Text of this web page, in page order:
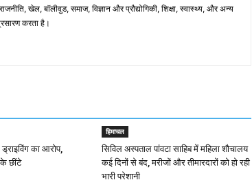
खेल, बॉलीवुड, समाज, विज्ञान और प्रौद्योगिकी, शिक्षा, स्वास्थ्य, और अन्य
करता है।
का आरोप,
के छींटे
हिमाचल
सिविल अस्पताल पांवटा साहिब में महिला शौचालय
कई दिनों से बंद, मरीजों और तीमारदारों को हो रही
भारी परेशानी